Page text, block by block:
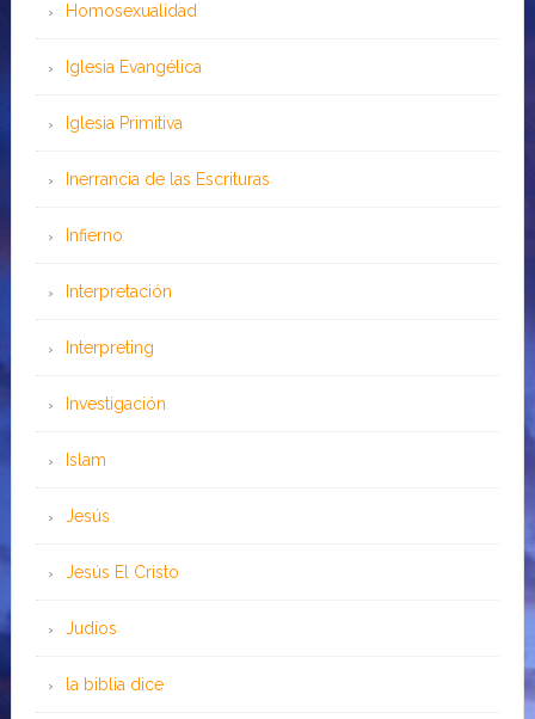
Homosexualidad
Iglesia Evangélica
Iglesia Primitiva
Inerrancia de las Escrituras
Infierno
Interpretación
Interpreting
Investigación
Islam
Jesús
Jesús El Cristo
Judíos
la biblia dice